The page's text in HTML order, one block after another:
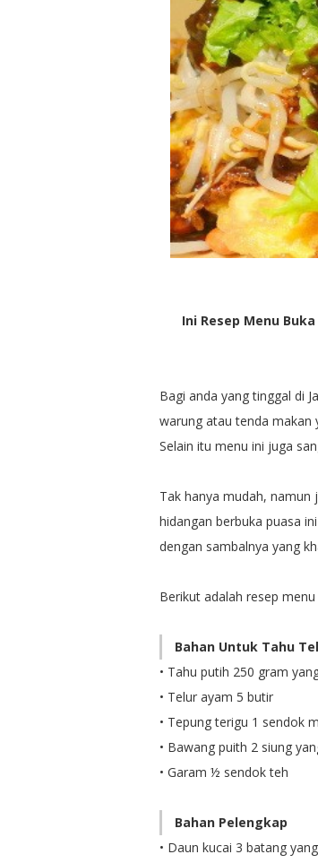
Ini Resep Menu
Bagi anda yang tinggal di
warung atau tenda makan
Selain itu menu ini juga
Tak hanya mudah, namun
hidangan berbuka puasa
dengan sambalnya yang
Berikut adalah resep
Bahan Untuk Tahu
• Tahu putih 250 gram
• Telur ayam 5 butir
• Tepung terigu 1 sendok
• Bawang puith 2 siung
• Garam ½ sendok teh
Bahan Pelengkap
• Daun kucai 3 batang